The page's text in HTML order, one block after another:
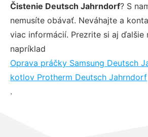
Čistenie Deutsch Jahrndorf? S
nemusíte obávať. Neváhajte a
viac informácií. Prezrite si aj ďalšie
napríklad
Oprava práčky Samsung Deutsch
kotlov Protherm Deutsch Jahrndorf
.